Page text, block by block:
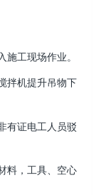
工现场作业。
搅拌机提升吊物下
有证电工人员驳
，工具、空心